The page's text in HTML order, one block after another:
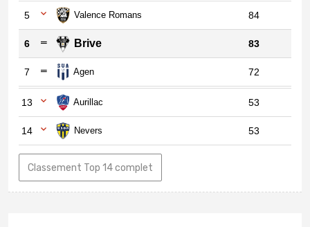
5 Valence Romans 84
6 Brive 83
7 Agen 72
13 Aurillac 53
14 Nevers 53
Classement Top 14 complet